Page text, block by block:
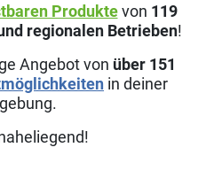
Produktevon 119
regionalen Betrieben!
Angebot von über 151
in deiner